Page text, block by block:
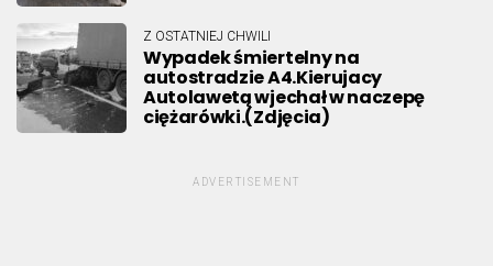
Z OSTATNIEJ CHWILI
Wypadek śmiertelny na
autostradzie A4.Kierujacy
Autolawetą wjechał w naczepę
ciężarówki.(Zdjęcia)
ADVERTISEMENT